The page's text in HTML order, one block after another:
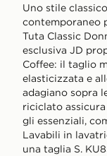
Uno stile
contemporaneo
Tuta Classic
esclusiva JD
Coffee: il taglio
elasticizzata e
adagiano sopra
riciclato
gli essenziali,
Lavabili in
una taglia S.